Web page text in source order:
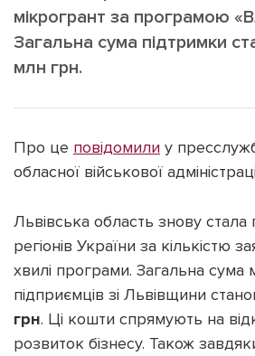
Ініціативи
Лонгріди
Зв'язатися з нами
Політика конфіденційності
Наші соц мережі
Підтримати
мікрогрант за програмою
Загальна сума підтримки
млн грн.
Про це повідомили у
обласної військової
Львівська область знову
регіонів України за кількістю
хвилі програми. Загальна сума
підприємців зі Львівщини
грн. Ці кошти спрямують на
розвиток бізнесу. Також